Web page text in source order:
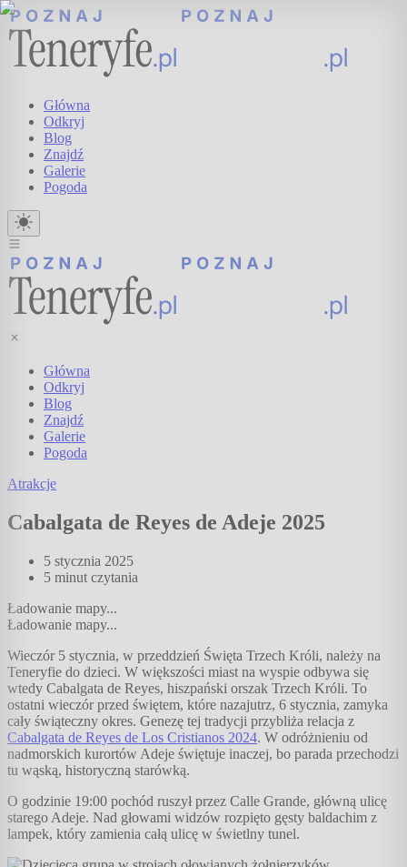
Główna
Odkryj
Blog
Znajdź
Galerie
Pogoda
Główna
Odkryj
Blog
Znajdź
Galerie
Pogoda
Atrakcje
Cabalgata de Reyes de Adeje 2025
5 stycznia 2025
5 minut czytania
Ładowanie mapy...
Ładowanie mapy...
Wieczór 5 stycznia, w przeddzień Święta Trzech Króli, należy na
Teneryfie do dzieci. W większości miast na wyspie odbywa się
wtedy Cabalgata de Reyes, hiszpański orszak Trzech Króli. To
ostatni wieczór przed świętem, które nazajutrz, 6 stycznia, zamyka
cały świąteczny okres. Genezę tej tradycji przybliża relacja z
Cabalgata de Reyes de Los Cristianos 2024. W odróżnieniu od
nadmorskich kurortów Adeje świętuje inaczej, bo parada przechodzi
tu wąską, historyczną starówką.
O godzinie 19:00 pochód ruszył przez Calle Grande, główną ulicę
starego Adeje. Nad głowami widzów rozpięto gęsty baldachim z
lampek, który zamienia całą ulicę w świetlny tunel.